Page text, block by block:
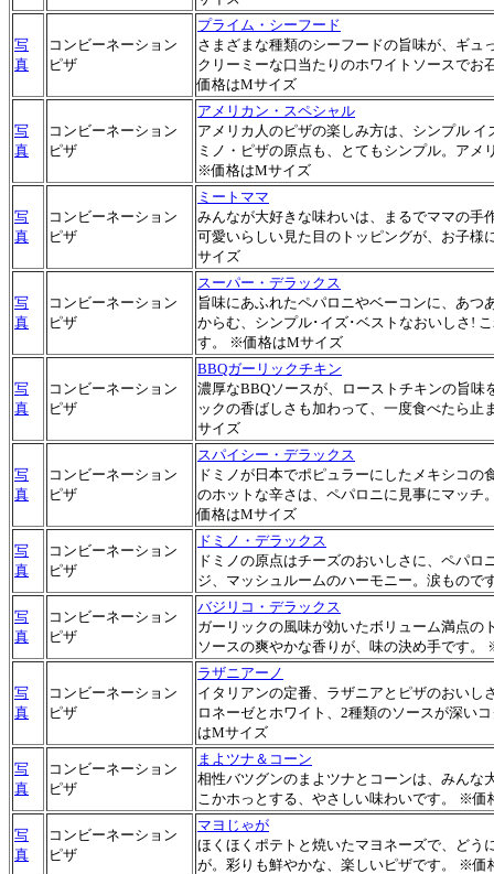
写
真
コンビーネーション
ピザ
プライム・シーフード
さまざまな種類のシーフードの旨味が、ギュ
クリーミーな口当たりのホワイトソースで
価格はMサイズ
写
真
コンビーネーション
ピザ
アメリカン・スペシャル
アメリカ人のピザの楽しみ方は、シンプル イ
ミノ・ピザの原点も、とてもシンプル。アメ
※価格はMサイズ
写
真
コンビーネーション
ピザ
ミートママ
みんなが大好きな味わいは、まるでママの手
可愛いらしい見た目のトッピングが、お子
サイズ
写
真
コンビーネーション
ピザ
スーパー・デラックス
旨味にあふれたペパロニやベーコンに、あつ
からむ、シンプル･イズ･ベストなおいしさ!
す。 ※価格はMサイズ
写
真
コンビーネーション
ピザ
BBQガーリックチキン
濃厚なBBQソースが、ローストチキンの旨味
ックの香ばしさも加わって、一度食べたら
サイズ
写
真
コンビーネーション
ピザ
スパイシー・デラックス
ドミノが日本でポピュラーにしたメキシコの
のホットな辛さは、ペパロニに見事にマッチ
価格はMサイズ
写
真
コンビーネーション
ピザ
ドミノ・デラックス
ドミノの原点はチーズのおいしさに、ペパロ
ジ、マッシュルームのハーモニー。涙もの
写
真
コンビーネーション
ピザ
バジリコ・デラックス
ガーリックの風味が効いたボリューム満点の
ソースの爽やかな香りが、味の決め手です
写
真
コンビーネーション
ピザ
ラザニアーノ
イタリアンの定番、ラザニアとピザのおいし
ロネーゼとホワイト、2種類のソースが深い
はMサイズ
写
真
コンビーネーション
ピザ
まよツナ＆コーン
相性バツグンのまよツナとコーンは、みんな
こかホっとする、やさしい味わいです。 ※価
写
真
コンビーネーション
ピザ
マヨじゃが
ほくほくポテトと焼いたマヨネーズで、どう
が。彩りも鮮やかな、楽しいピザです。 ※価